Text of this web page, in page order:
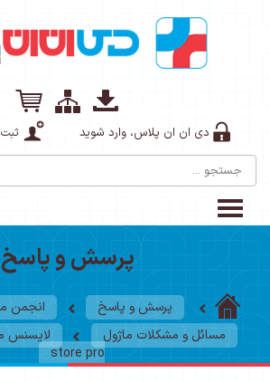
دی ان ان پلاس، وارد شوید ثبت
پرسش و پاسخ
پرسش و پاسخ
انجمن
مسائل و مشکلات ماژول
store pro